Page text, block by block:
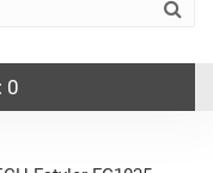
: 0